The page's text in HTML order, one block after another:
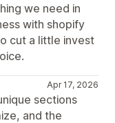
we need in
with shopify
cut a little invest
Apr 17, 2026
sections
and the